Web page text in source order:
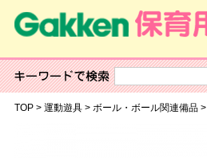
TOP> 運動遊具> ボール・ボール関連備品>